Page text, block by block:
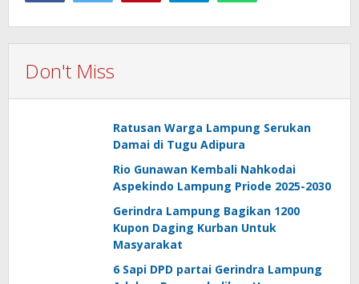
Don't Miss
Ratusan Warga Lampung Serukan
Damai di Tugu Adipura
Rio Gunawan Kembali Nahkodai
Aspekindo Lampung Priode 2025-2030
Gerindra Lampung Bagikan 1200
Kupon Daging Kurban Untuk
Masyarakat
6 Sapi DPD partai Gerindra Lampung